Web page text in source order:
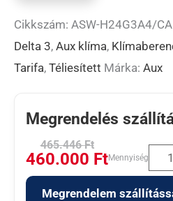
Cikkszám: ASW-H24G3A4/
Delta 3, Aux klíma,
Tarifa, Téliesített Márka: Aux
Megrendelés
465.446Ft
460.000 FtMennyiség
Megrendelem